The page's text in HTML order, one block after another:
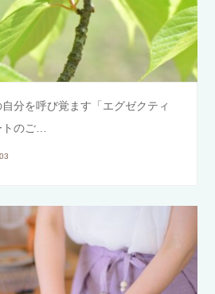
自分を呼び覚ます「エグゼクティ
トのご…